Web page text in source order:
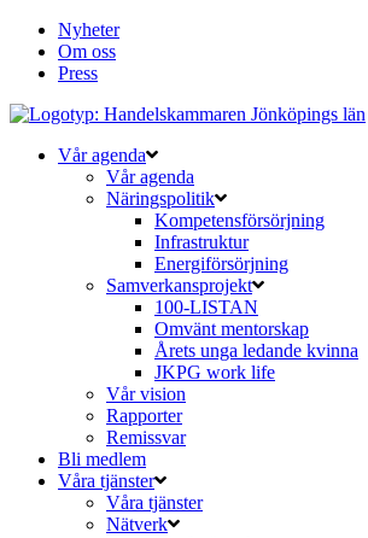
Nyheter
Om oss
Press
Vår agenda
Vår agenda
Näringspolitik
Kompetensförsörjning
Infrastruktur
Energiförsörjning
Samverkansprojekt
100-LISTAN
Omvänt mentorskap
Årets unga ledande kvinna
JKPG work life
Vår vision
Rapporter
Remissvar
Bli medlem
Våra tjänster
Våra tjänster
Nätverk